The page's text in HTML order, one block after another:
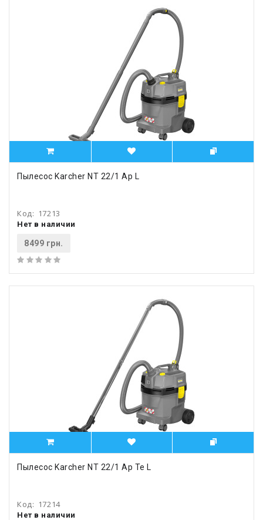
Пылесос Karcher NT 22/1 Ap L
Код: 17213
Нет в наличии
8499 грн.
Пылесос Karcher NT 22/1 Ap Te L
Код: 17214
Нет в наличии